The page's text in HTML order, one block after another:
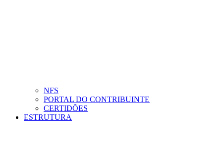
NFS
PORTAL DO CONTRIBUINTE
CERTIDÕES
ESTRUTURA